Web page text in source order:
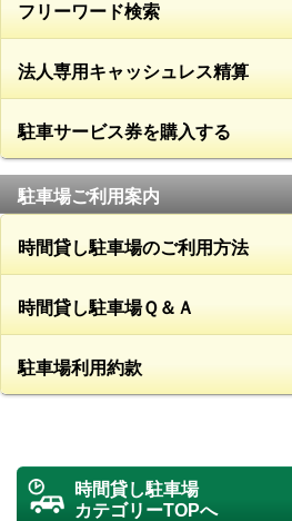
フリーワード検索
法人専用キャッシュレス精算
駐車サービス券を購入する
駐車場ご利用案内
時間貸し駐車場のご利用方法
時間貸し駐車場Ｑ＆Ａ
駐車場利用約款
時間貸し駐車場
カテゴリーTOPへ